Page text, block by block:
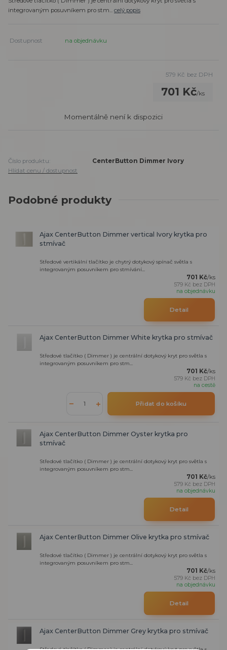
integrovaným posuvníkem pro stm... celý popis
Dostupnost na objednávku
701 Kč/ks
579 Kč bez DPH
Momentálně není k dispozici
Číslo produktu:
CenterButton Dimmer Ivory
Hlídat cenu / dostupnost
Podobné produkty
Ajax CenterButton Dimmer vertical Ivory krytka pro
stmívač
Středové vertikální tlačítko je chytrý dotykový spínač světla s
integrovaným posuvníkem pro stmívání...
701 Kč/ks
579 Kč bez DPH
na objednávku
Detail
Ajax CenterButton Dimmer White krytka pro stmívač
Středové tlačítko ( Dimmer ) je centrální dotykový kryt pro světla s
integrovaným posuvníkem pro stm...
701 Kč/ks
579 Kč bez DPH
na cestě
Přidat do košíku
Ajax CenterButton Dimmer Oyster krytka pro
stmívač
Středové tlačítko ( Dimmer ) je centrální dotykový kryt pro světla s
integrovaným posuvníkem pro stm...
701 Kč/ks
579 Kč bez DPH
na objednávku
Detail
Ajax CenterButton Dimmer Olive krytka pro stmívač
Středové tlačítko ( Dimmer ) je centrální dotykový kryt pro světla s
integrovaným posuvníkem pro stm...
701 Kč/ks
579 Kč bez DPH
na objednávku
Detail
Ajax CenterButton Dimmer Grey krytka pro stmívač